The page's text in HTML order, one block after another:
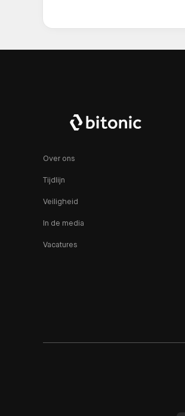
Over ons
Tijdlijn
Veiligheid
In de media
Vacatures